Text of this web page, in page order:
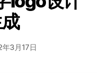
3月17日